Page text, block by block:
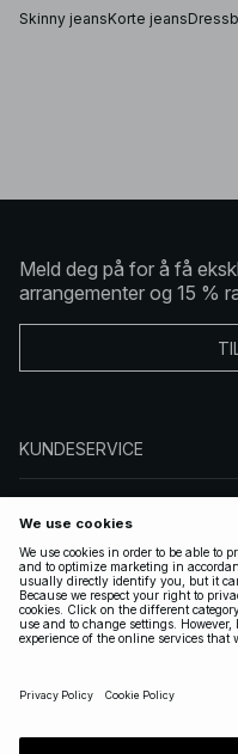
Skinny jeansKorte jeans
Meld deg på for å få
arrangementer og 15 %
KUNDESERVICE
FØLG OSS
LOVLIG